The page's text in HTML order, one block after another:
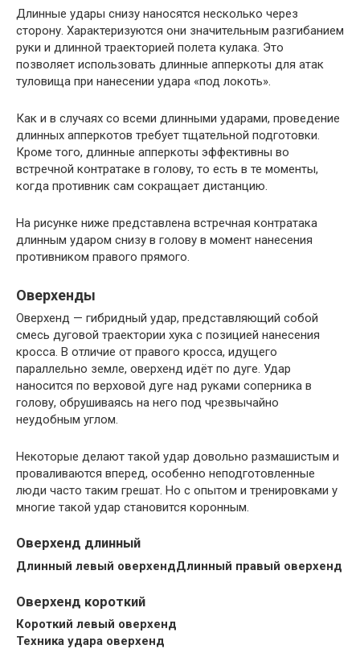
Длинные удары снизу наносятся несколько через
сторону. Характеризуются они значительным разгибанием
руки и длинной траекторией полета кулака. Это
позволяет использовать длинные апперкоты для атак
туловища при нанесении удара «под локоть».
Как и в случаях со всеми длинными ударами, проведение
длинных апперкотов требует тщательной подготовки.
Кроме того, длинные апперкоты эффективны во
встречной контратаке в голову, то есть в те моменты,
когда противник сам сокращает дистанцию.
На рисунке ниже представлена встречная контратака
длинным ударом снизу в голову в момент нанесения
противником правого прямого.
Оверхенды
Оверхенд — гибридный удар, представляющий собой
смесь дуговой траектории хука с позицией нанесения
кросса. В отличие от правого кросса, идущего
параллельно земле, оверхенд идёт по дуге. Удар
наносится по верховой дуге над руками соперника в
голову, обрушиваясь на него под чрезвычайно
неудобным углом.
Некоторые делают такой удар довольно размашистым и
проваливаются вперед, особенно неподготовленные
люди часто таким грешат. Но с опытом и тренировками у
многие такой удар становится коронным.
Оверхенд длинный
Длинный левый оверхендДлинный правый оверхенд
Оверхенд короткий
Короткий левый оверхенд
Техника удара оверхенд